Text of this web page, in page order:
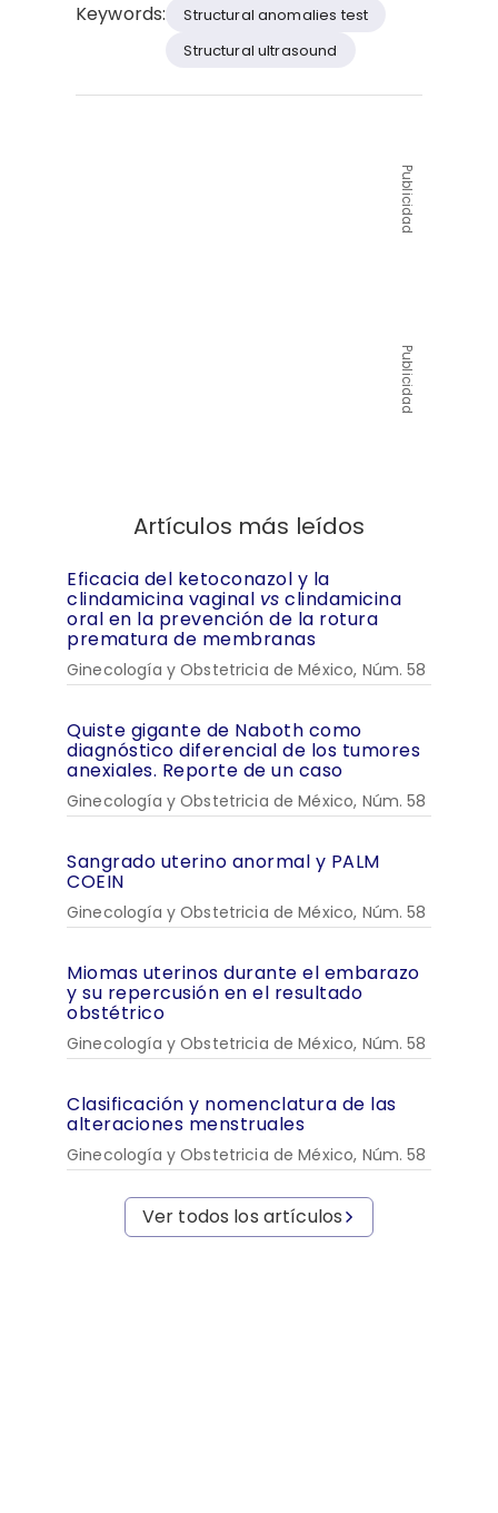
Keywords:
Structural anomalies test
Structural ultrasound
Publicidad
Publicidad
Artículos más leídos
Eficacia del ketoconazol y la
clindamicina vaginal vs clindamicina
oral en la prevención de la rotura
prematura de membranas
Ginecología y Obstetricia de México, Núm. 58
Quiste gigante de Naboth como
diagnóstico diferencial de los tumores
anexiales. Reporte de un caso
Ginecología y Obstetricia de México, Núm. 58
Sangrado uterino anormal y PALM
COEIN
Ginecología y Obstetricia de México, Núm. 58
Miomas uterinos durante el embarazo
y su repercusión en el resultado
obstétrico
Ginecología y Obstetricia de México, Núm. 58
Clasificación y nomenclatura de las
alteraciones menstruales
Ginecología y Obstetricia de México, Núm. 58
Ver todos los artículos